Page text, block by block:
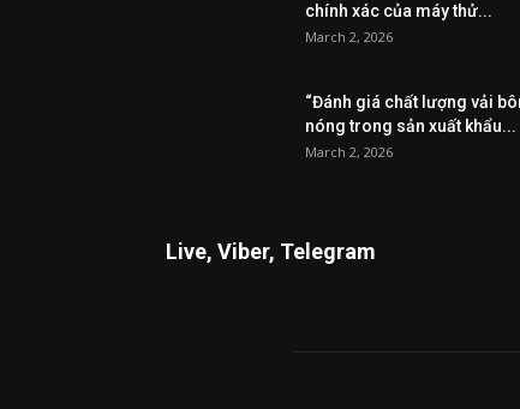
chính xác của máy thử...
March 2, 2026
“Đánh giá chất lượng vải
nóng trong sản xuất khẩu...
March 2, 2026
Live, Viber, Telegram